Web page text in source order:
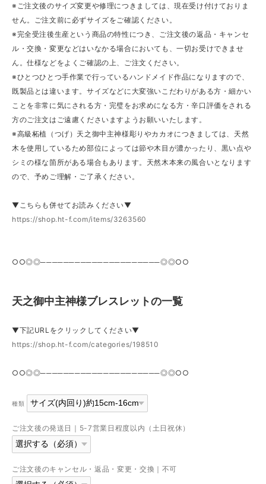
※ご注文後のサイズ変更や修理につきましては、現在受け付けておりま
せん。ご注文前に必ずサイズをご確認ください。
※完全受注後生産という商品の特性につき、ご注文後の返品・キャンセ
ル・交換・変更などはいなかる場合においても、一切お受けできませ
ん。仕様などをよくご確認の上、ご注文ください。
※ひとつひとつ手作業で行っているハンドメイド作品になりますので、
既製品とは違います。サイズなどに大変強いこだわりがある方・細かい
ことを非常に気にされる方・完璧をお求めになる方・辛口評価をされる
方のご注文はご遠慮くださいますようお願いいたします。
※高級柘植（つげ）天之御中主神様彫りやカカオにつきましては、天然
木を使用しているため部位によっては節や木目が濃かったり、黒い点や
シミの様な箇所がある場合もあります。天然木本来の風合いとなります
ので、予めご理解・ご了承ください。
▼こちらも併せてお読みください▼
https://shop.ht-f.com/items/3263560
○○◎◎─────────────────────◎◎○○
天之御中主神様ブレスレットの一覧
▼下記URLをクリックしてください▼
https://shop.ht-f.com/categories/198510
○○◎◎─────────────────────◎◎○○
種類
ご注文後の発送日｜5-7営業日程度以内（土日祝休）
ご注文後のキャンセル・返品・変更・交換｜不可